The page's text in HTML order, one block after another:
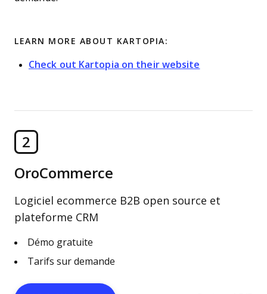
LEARN MORE ABOUT KARTOPIA:
Check out Kartopia on their website
2
OroCommerce
Logiciel ecommerce B2B open source et
plateforme CRM
Démo gratuite
Tarifs sur demande